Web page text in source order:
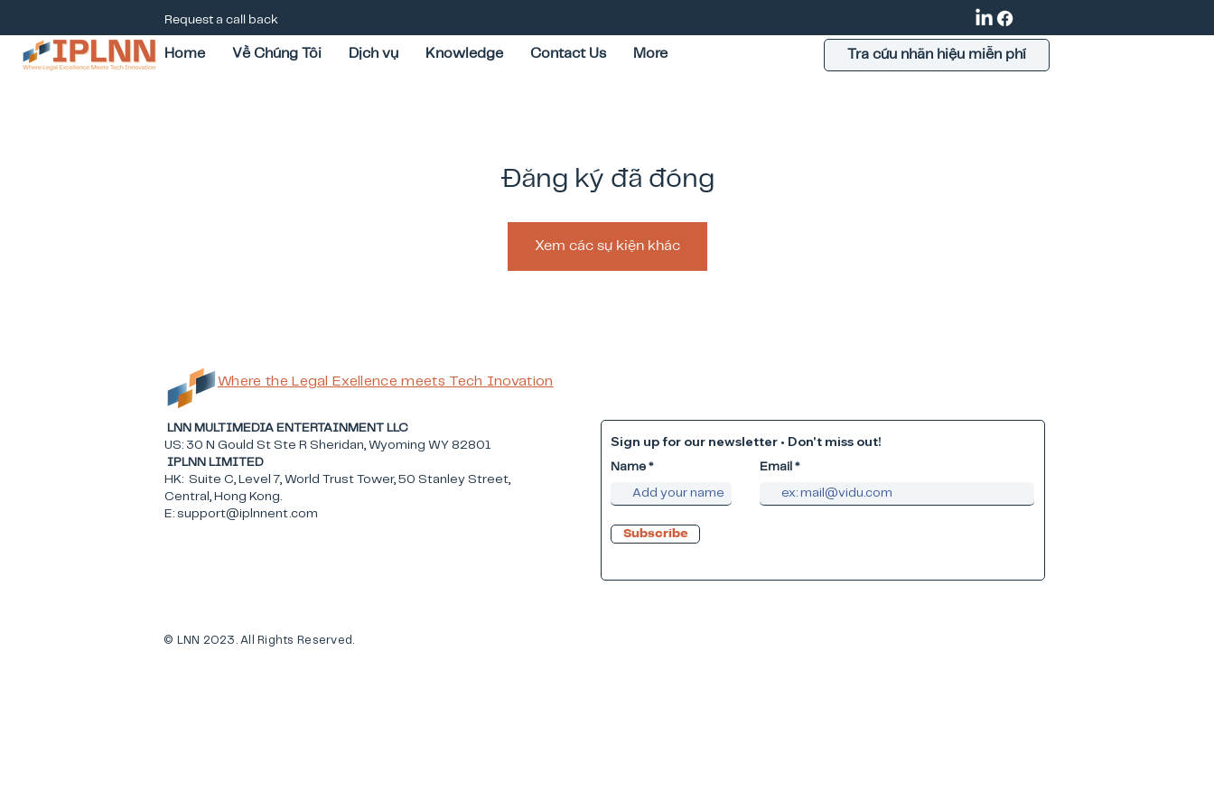
Request a call back
Home Về Chúng Tôi Dịch vụ Knowledge Contact Us More Tra cứu nhãn hiệu miễn phí
Đăng ký đã đóng
Xem các sự kiện khác
Where the Legal Exellence meets Tech Inovation
Sign up for our newsletter • Don't miss out!
Name Email
Subscribe
LNN MULTIMEDIA ENTERTAINMENT LLC
US: 30 N Gould St Ste R Sheridan, Wyoming WY 82801
IPLNN LIMITED
HK: Suite C, Level 7, World Trust Tower, 50 Stanley Street,
Central, Hong Kong.
​E: support@iplnnent.com
© LNN 2023. All Rights Reserved.